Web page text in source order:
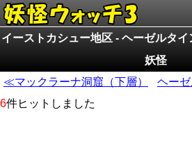
イーストカシュー地区 - ヘーゼルタ
妖怪
≪マックラーナ洞窟（下層）
ヘー
6件ヒットしました